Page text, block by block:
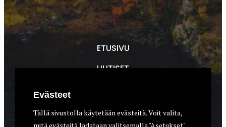
ETUSIVU
UUTISET
ASEET & OPTIIKKA
Evästeet
Tällä sivustolla käytetään evästeitä. Voit valita,